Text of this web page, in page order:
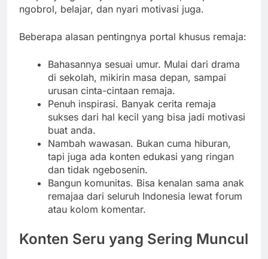
ngobrol, belajar, dan nyari motivasi juga.
Beberapa alasan pentingnya portal khusus remaja:
Bahasannya sesuai umur. Mulai dari drama
di sekolah, mikirin masa depan, sampai
urusan cinta-cintaan remaja.
Penuh inspirasi. Banyak cerita remaja
sukses dari hal kecil yang bisa jadi motivasi
buat anda.
Nambah wawasan. Bukan cuma hiburan,
tapi juga ada konten edukasi yang ringan
dan tidak ngebosenin.
Bangun komunitas. Bisa kenalan sama anak
remajaa dari seluruh Indonesia lewat forum
atau kolom komentar.
Konten Seru yang Sering Muncul